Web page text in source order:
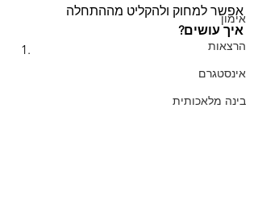
אימון
הרצאות
אינסטגרם
בינה מלאכותית
אפשר למחוק ולהקליט מההתחלה
איך עושים?